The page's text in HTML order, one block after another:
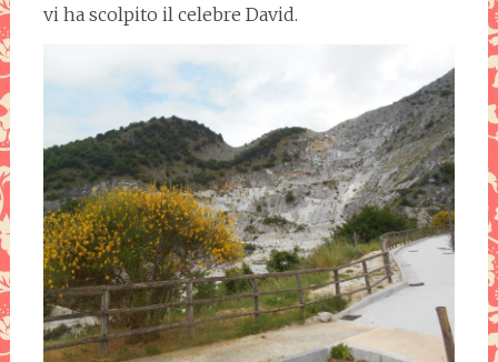
vi ha scolpito il celebre David.